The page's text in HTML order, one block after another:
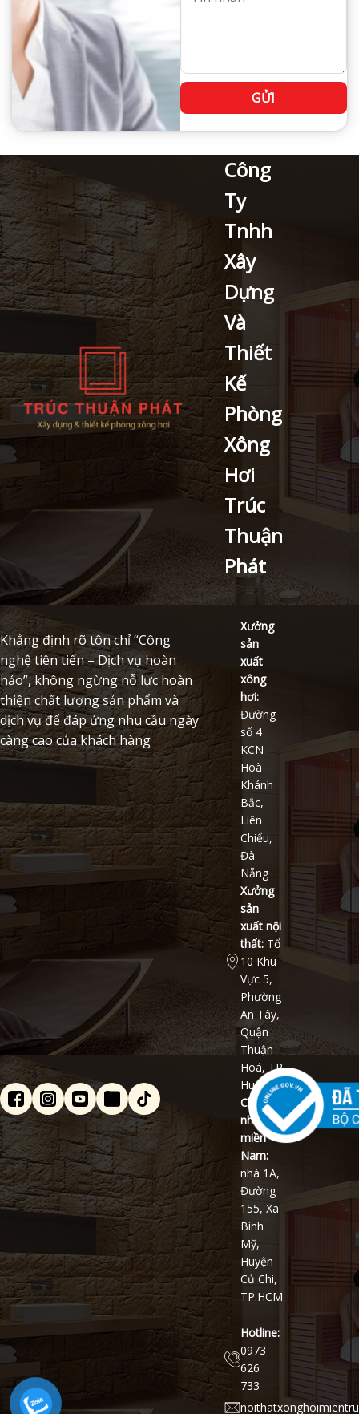
Khẳng định rõ tôn chỉ “Công
nghệ tiên tiến – Dịch vụ hoàn
hảo”, không ngừng nỗ lực hoàn
thiện chất lượng sản phẩm và
dịch vụ để đáp ứng nhu cầu ngày
càng cao của khách hàng
Công
Ty
Tnhh
Xây
Dựng
Và
Thiết
Kế
Phòng
Xông
Hơi
Trúc
Thuận
Phát
Xưởng
sản
xuất
xông
hơi:
Đường
số 4
KCN
Hoà
Khánh
Bắc,
Liên
Chiểu,
Đà
Nẵng
Xưởng
sản
xuất nội
thất: Tổ
10 Khu
Vực 5,
Phường
An Tây,
Quận
Thuận
Hoá, TP
Huế
Chi
nhánh
miền
Nam:
nhà 1A,
Đường
155, Xã
Bình
Mỹ,
Huyện
Củ Chi,
TP.HCM
Hotline:
0973
626
733